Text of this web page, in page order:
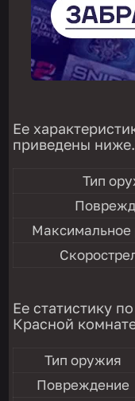
Ее
приведены
Тип
Максимальное
Ее статистику
Красной
Тип оружия
Повреждение